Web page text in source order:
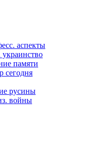
аспекты
памяти
сегодня
русины
войны